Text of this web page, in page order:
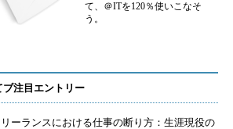
て、＠ITを120％使いこなそ
う。
ブ注目エントリー
ーランスにおける仕事の断り方：生涯現役の